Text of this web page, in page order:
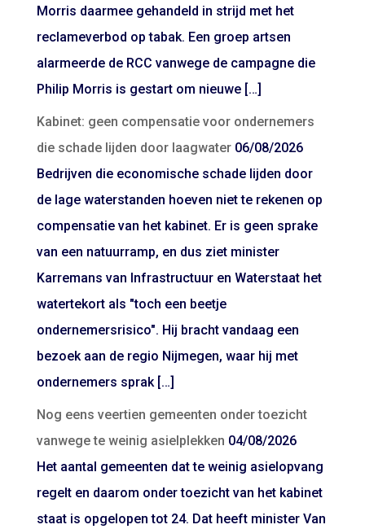
Morris daarmee gehandeld in strijd met het
reclameverbod op tabak. Een groep artsen
alarmeerde de RCC vanwege de campagne die
Philip Morris is gestart om nieuwe […]
Kabinet: geen compensatie voor ondernemers
die schade lijden door laagwater 06/08/2026
Bedrijven die economische schade lijden door
de lage waterstanden hoeven niet te rekenen op
compensatie van het kabinet. Er is geen sprake
van een natuurramp, en dus ziet minister
Karremans van Infrastructuur en Waterstaat het
watertekort als "toch een beetje
ondernemersrisico". Hij bracht vandaag een
bezoek aan de regio Nijmegen, waar hij met
ondernemers sprak […]
Nog eens veertien gemeenten onder toezicht
vanwege te weinig asielplekken 04/08/2026
Het aantal gemeenten dat te weinig asielopvang
regelt en daarom onder toezicht van het kabinet
staat is opgelopen tot 24. Dat heeft minister Van